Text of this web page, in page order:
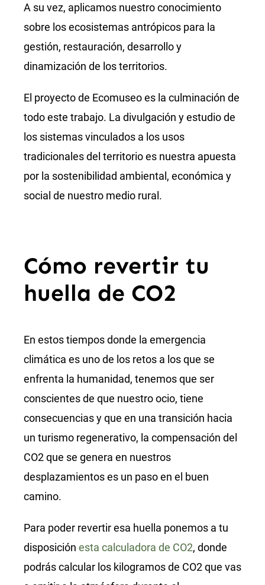
A su vez, aplicamos nuestro conocimiento
sobre los ecosistemas antrópicos para la
gestión, restauración, desarrollo y
dinamización de los territorios.
El proyecto de Ecomuseo es la culminación de
todo este trabajo. La divulgación y estudio de
los sistemas vinculados a los usos
tradicionales del territorio es nuestra apuesta
por la sostenibilidad ambiental, económica y
social de nuestro medio rural.
Cómo revertir tu
huella de CO2
En estos tiempos donde la emergencia
climática es uno de los retos a los que se
enfrenta la humanidad, tenemos que ser
conscientes de que nuestro ocio, tiene
consecuencias y que en una transición hacia
un turismo regenerativo, la compensación del
CO2 que se genera en nuestros
desplazamientos es un paso en el buen
camino.
Para poder revertir esa huella ponemos a tu
disposición esta calculadora de CO2, donde
podrás calcular los kilogramos de CO2 que vas